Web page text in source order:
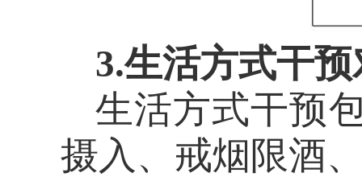
3.生活方式干
生活方式干预
摄入、戒烟限酒